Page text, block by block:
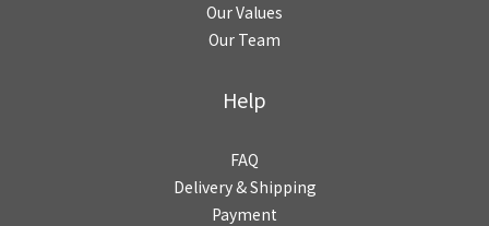
Our Values
Our Team
Help
FAQ
Delivery & Shipping
Payment